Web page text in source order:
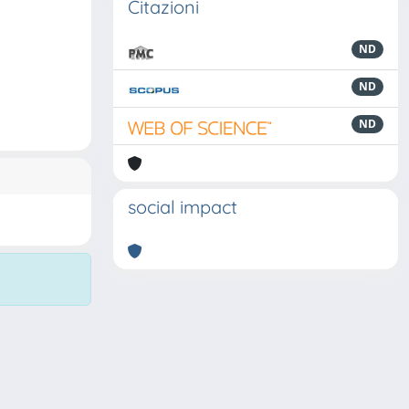
Citazioni
ND
ND
ND
social impact